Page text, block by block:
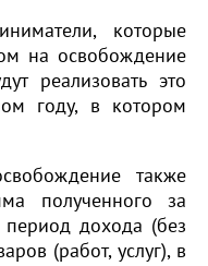
которые
на освобождение
реализовать это
году, в котором
также
полученного за
дохода (без
(работ, услуг), в